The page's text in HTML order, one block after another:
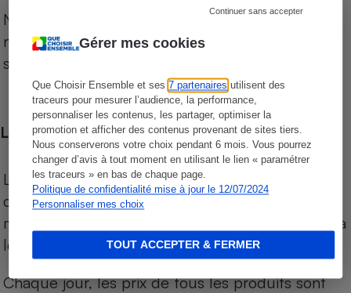
Gérer mes cookies
Que Choisir Ensemble et ses7 partenaires utilisent des
traceurs pour mesurer l’audience, la performance,
personnaliser les contenus, les partager, optimiser la
promotion et afficher des contenus provenant de sites tiers.
Nous conserverons votre choix pendant 6 mois. Vous pourrez
changer d’avis à tout moment en utilisant le lien « paramétrer
les traceurs » en bas de chaque page.
Politique de confidentialité mise à jour le 12/07/2024
Personnaliser mes choix
Continuer sans accepter
TOUT ACCEPTER & FERMER
Notre comparateur de supermarchés propose le
niveau de prix des supermarchés, géolocalisés
sur le territoire français.
Les comparaisons de prix
Les comparaisons sont réalisées sur l’ensemble
des produits des magasins. Les produits de
marques de distributeurs (MDD) sont comparés à
leurs équivalents chez leurs concurrents.
Chaque jour, les prix de tous les produits sont